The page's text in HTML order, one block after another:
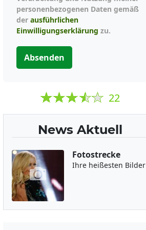
personenbezogenen Daten gemäß
der ausführlichen
Einwilligungserklärung zu.
Absenden
22
News Aktuell
Fotostrecke
Ihre heißesten Bilder